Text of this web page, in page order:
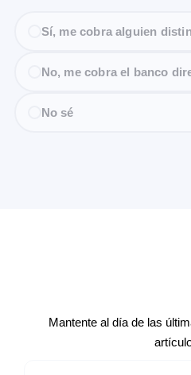
Sí, me cobra alguien
No, me cobra el banco
No sé
Mantente al día de las